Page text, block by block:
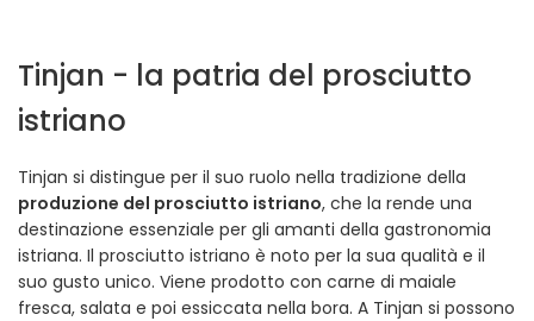
Tinjan - la patria del prosciutto
istriano
Tinjan si distingue per il suo ruolo nella tradizione della
produzione del prosciutto istriano, che la rende una
destinazione essenziale per gli amanti della gastronomia
istriana. Il prosciutto istriano è noto per la sua qualità e il
suo gusto unico. Viene prodotto con carne di maiale
fresca, salata e poi essiccata nella bora. A Tinjan si possono